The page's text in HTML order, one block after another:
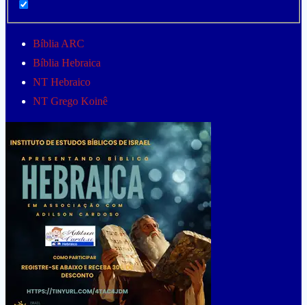
Bíblia ARC
Bíblia Hebraica
NT Hebraico
NT Grego Koinê